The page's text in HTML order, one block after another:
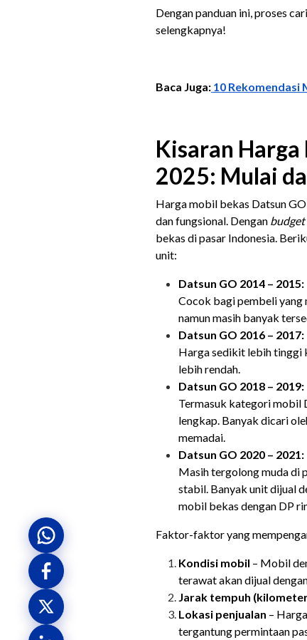
Dengan panduan ini, proses
selengkapnya!
Baca Juga: 10 Rekomendasi
Kisaran
2025: Mulai
Harga mobil bekas Datsun
dan fungsional. Dengan budget
bekas di pasar Indonesia.
unit:
Datsun GO 2014 – 2015:
Cocok bagi pembeli yang
namun masih banyak
Datsun GO 2016 – 2017:
Harga sedikit lebih tinggi
lebih rendah.
Datsun GO 2018 – 2019:
Termasuk kategori mobil
lengkap. Banyak dicari
memadai.
Datsun GO 2020 – 2021:
Masih tergolong muda di
stabil. Banyak unit dijual
mobil bekas dengan DP
Faktor-faktor yang
Kondisi mobil – Mobil
terawat akan dijual
Jarak tempuh
Lokasi penjualan –
tergantung permintaan